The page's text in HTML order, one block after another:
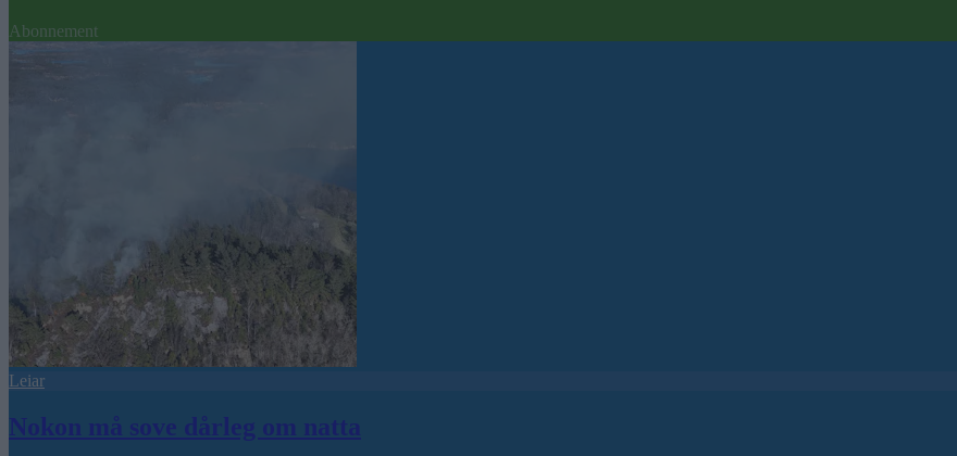
Abonnement
Leiar
Nokon må sove dårleg om natta